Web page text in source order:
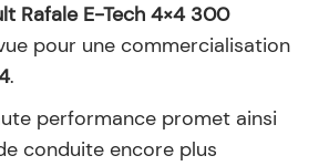
Rafale E-Tech 4×4 300
pour une commercialisation
.
performance promet ainsi
conduite encore plus